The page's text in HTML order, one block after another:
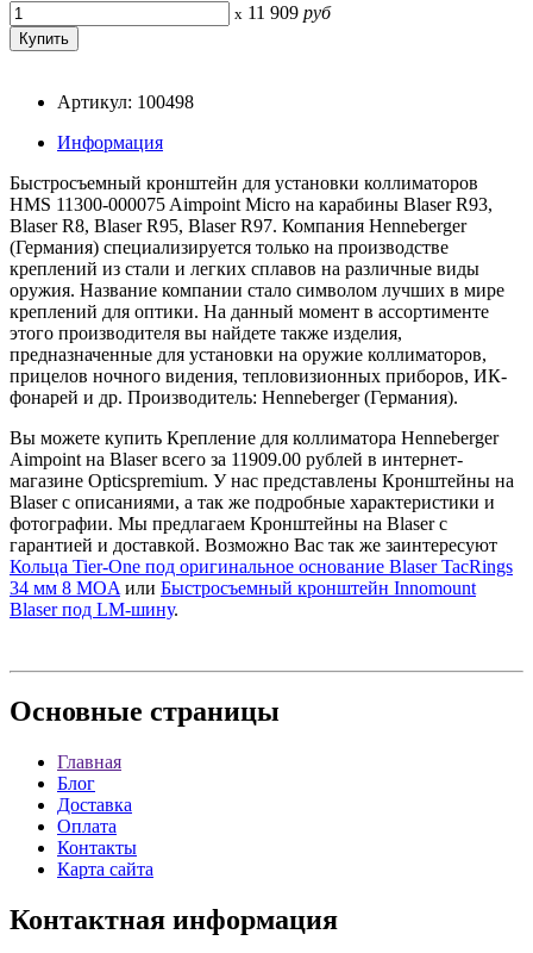
x 11 909 руб
Артикул: 100498
Информация
Быстросъемный кронштейн для установки коллиматоров
HMS 11300-000075 Aimpoint Micro на карабины Blaser R93,
Blaser R8, Blaser R95, Blaser R97. Компания Henneberger
(Германия) специализируется только на производстве
креплений из стали и легких сплавов на различные виды
оружия. Название компании стало символом лучших в мире
креплений для оптики. На данный момент в ассортименте
этого производителя вы найдете также изделия,
предназначенные для установки на оружие коллиматоров,
прицелов ночного видения, тепловизионных приборов, ИК-
фонарей и др. Производитель: Henneberger (Германия).
Вы можете купить Крепление для коллиматора Henneberger
Aimpoint на Blaser всего за 11909.00 рублей в интернет-
магазине Opticspremium. У нас представлены Кронштейны на
Blaser с описаниями, а так же подробные характеристики и
фотографии. Мы предлагаем Кронштейны на Blaser с
гарантией и доставкой. Возможно Вас так же заинтересуют
Кольца Tier-One под оригинальное основание Blaser TacRings
34 мм 8 MOA или Быстросъемный кронштейн Innomount
Blaser под LM-шину.
Основные страницы
Главная
Блог
Доставка
Оплата
Контакты
Карта сайта
Контактная информация